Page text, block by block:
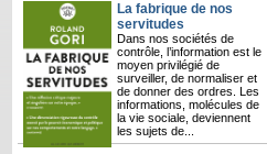
La fabrique de nos
servitudes
Dans nos sociétés de
contrôle, l’information est le
moyen privilégié de
surveiller, de normaliser et
de donner des ordres. Les
informations, molécules de
la vie sociale, deviennent
les sujets de...